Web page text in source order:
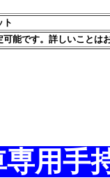
ト
能です。詳しいことは
専用手